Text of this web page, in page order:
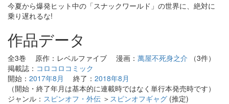
今夏から爆発ヒット中の「スナックワールド」の世界に、絶対に
乗り遅れるな!
作品データ
全3巻 原作：レベルファイブ 漫画： 萬屋不死身之介 （3件）
掲載誌： コロコロコミック
開始： 2017年8月 終了： 2018年8月
（開始・終了年月は基本的に連載時ではなく単行本発売時です）
ジャンル： スピンオフ・外伝 ＞ スピンオフギャグ (推定)